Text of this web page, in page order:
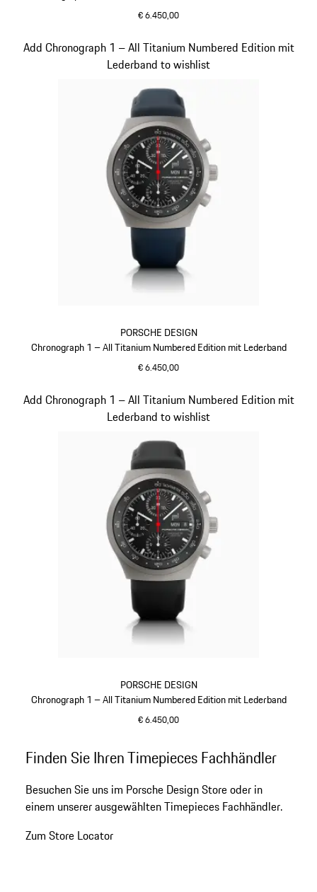
€ 6.450,00
PORSCHE DESIGN
Chronograph 1 – All Titanium Numbered Edition mit Lederband
€ 6.450,00
Add Chronograph 1 – All Titanium Numbered Edition mit
Lederband to wishlist
Slide 4 von 5
PORSCHE DESIGN
Chronograph 1 – All Titanium Numbered Edition mit Lederband
€ 6.450,00
Add Chronograph 1 – All Titanium Numbered Edition mit
Lederband to wishlist
Slide 5 von 5
zurück
den
Anfang
der
Finden Sie Ihren Timepieces Fachhändler
Besuchen Sie uns im Porsche Design Store oder in
einem unserer ausgewählten Timepieces Fachhändler.
Zum Store Locator